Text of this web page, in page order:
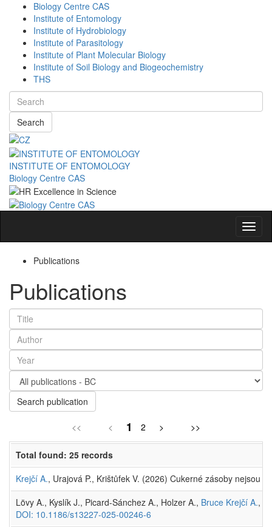
Biology Centre CAS
Institute of Entomology
Institute of Hydrobiology
Institute of Parasitology
Institute of Plant Molecular Biology
Institute of Soil Biology and Biogeochemistry
THS
Search
INSTITUTE OF ENTOMOLOGY
Biology Centre CAS
Publications
Publications
Search publication
<< < 1 2 > >>
Total found: 25 records
Krejčí A., Urajová P., Krištůfek V. (2026) Cukerné zásoby nejsou
Lövy A., Kyslík J., Picard-Sánchez A., Holzer A., Bruce Krejčí A.,
DOI: 10.1186/s13227-025-00246-6